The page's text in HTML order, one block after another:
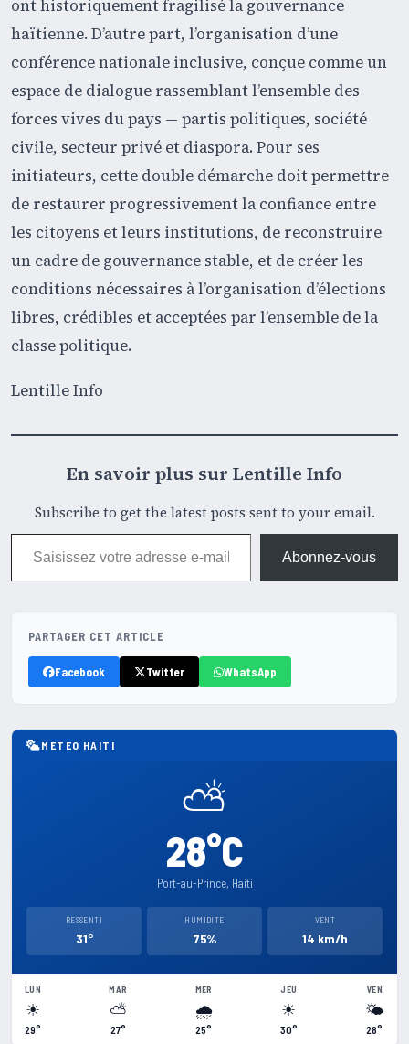
ont historiquement fragilisé la gouvernance
haïtienne. D’autre part, l’organisation d’une
conférence nationale inclusive, conçue comme un
espace de dialogue rassemblant l’ensemble des
forces vives du pays — partis politiques, société
civile, secteur privé et diaspora. Pour ses
initiateurs, cette double démarche doit permettre
de restaurer progressivement la confiance entre
les citoyens et leurs institutions, de reconstruire
un cadre de gouvernance stable, et de créer les
conditions nécessaires à l’organisation d’élections
libres, crédibles et acceptées par l’ensemble de la
classe politique.
Lentille Info
En savoir plus sur Lentille Info
Subscribe to get the latest posts sent to your email.
Saisissez votre adresse e-mail…
Abonnez-vous
PARTAGER CET ARTICLE
Facebook Twitter WhatsApp
METEO HAITI
⛅
28°C
Port-au-Prince, Haiti
RESSENTI
31°
HUMIDITE
75%
VENT
14 km/h
LUN
☀
29°
MAR
⛅
27°
MER
🌧
25°
JEU
☀
30°
VEN
🌤
28°